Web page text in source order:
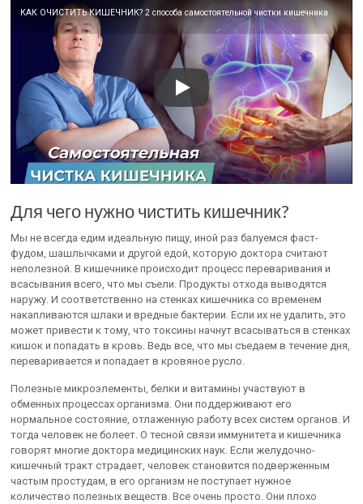
КАК ОЧИСТИТЬ КИШЕЧНИК? 2 способа самостоятельной чистки кишечника
Для чего нужно чистить кишечник?
Мы не всегда едим идеальную пищу, иной раз балуемся фаст-
фудом, шашлычками и другой едой, которую доктора считают
неполезной. В кишечнике происходит процесс переваривания и
всасывания всего, что мы съели. Продукты отхода выводятся
наружу. И соответственно на стенках кишечника со временем
накапливаются шлаки и вредные бактерии. Если их не удалить, это
может привести к тому, что токсины начнут всасываться в стенках
кишок и попадать в кровь. Ведь все, что мы съедаем в течение дня,
переваривается и попадает в кровяное русло.
Полезные микроэлементы, белки и витамины участвуют в
обменных процессах организма. Они поддерживают его
нормальное состояние, отлаженную работу всех систем органов. И
тогда человек не болеет. О тесной связи иммунитета и кишечника
говорят многие доктора медицинских наук. Если желудочно-
кишечный тракт страдает, человек становится подверженным
частым простудам, в его организм не поступает нужное
количество полезных веществ. Все очень просто. Они плохо